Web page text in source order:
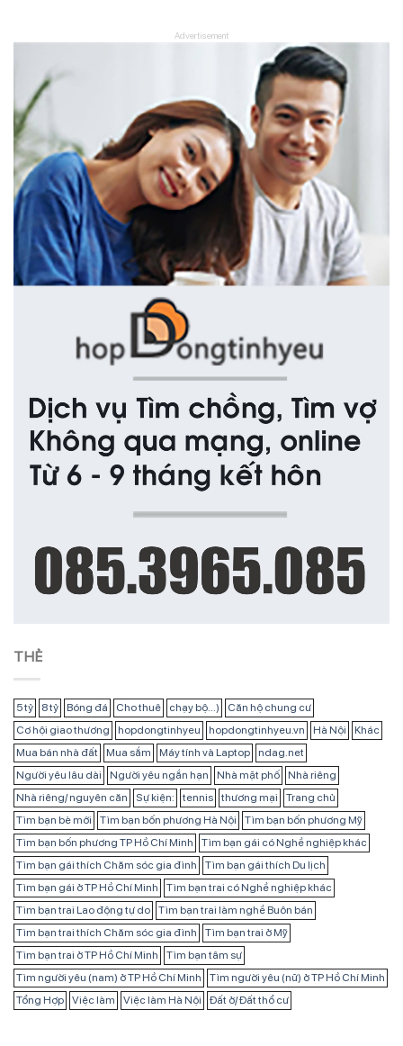
Advertisement
THẺ
5 tỷ 8 tỷ Bóng đá Cho thuê chạy bộ...)
Căn hộ chung cư
Cơ hội giao thương
hopdongtinhyeu hopdongtinhyeu.vn Hà Nội
Khác
Mua bán nhà đất
Mua sắm Máy tính và Laptop
ndag.net
Người yêu lâu dài
Người yêu ngắn hạn Nhà mặt phố
Nhà riêng
Nhà riêng/ nguyên căn
Sự kiện: tennis thương mại
Trang chủ
Tìm bạn bè mới
Tìm bạn bốn phương Hà Nội
Tìm bạn bốn phương Mỹ
Tìm bạn bốn phương TP Hồ Chí Minh
Tìm bạn gái có Nghề nghiệp khác
Tìm bạn gái thích Chăm sóc gia đình
Tìm bạn gái thích Du lịch
Tìm bạn gái ở TP Hồ Chí Minh
Tìm bạn trai có Nghề nghiệp khác
Tìm bạn trai Lao động tự do
Tìm bạn trai làm nghề Buôn bán
Tìm bạn trai thích Chăm sóc gia đình
Tìm bạn trai ở Mỹ
Tìm bạn trai ở TP Hồ Chí Minh
Tìm bạn tâm sự
Tìm người yêu (nam) ở TP Hồ Chí Minh
Tìm người yêu (nữ) ở TP Hồ Chí Minh
Tổng Hợp
Việc làm Việc làm Hà Nội Đất ở/ Đất thổ cư